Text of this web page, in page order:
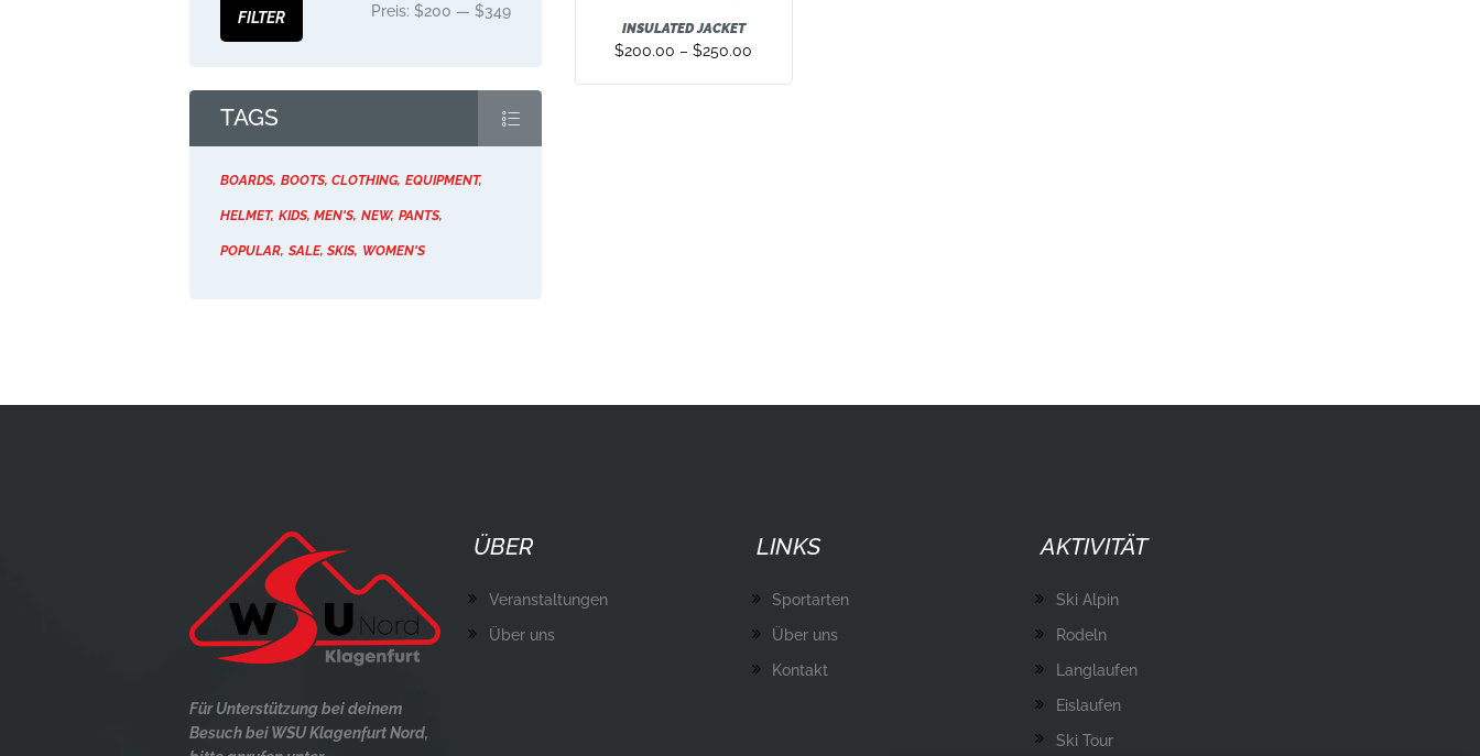
INSULATED JACKET
$200.00 –$250.00
Min.
Max.
FILTER Preis: $200 — $349
TAGS
BOARDS BOOTS CLOTHING EQUIPMENT
HELMET KIDS MEN'S NEW PANTS
POPULAR SALE SKIS WOMEN'S
Für Unterstützung bei deinem
Besuch bei WSU Klagenfurt Nord,
ÜBER
Veranstaltungen
Über uns
LINKS
Sportarten
Über uns
Kontakt
AKTIVITÄT
Ski Alpin
Rodeln
Langlaufen
Eislaufen
Ski Tour